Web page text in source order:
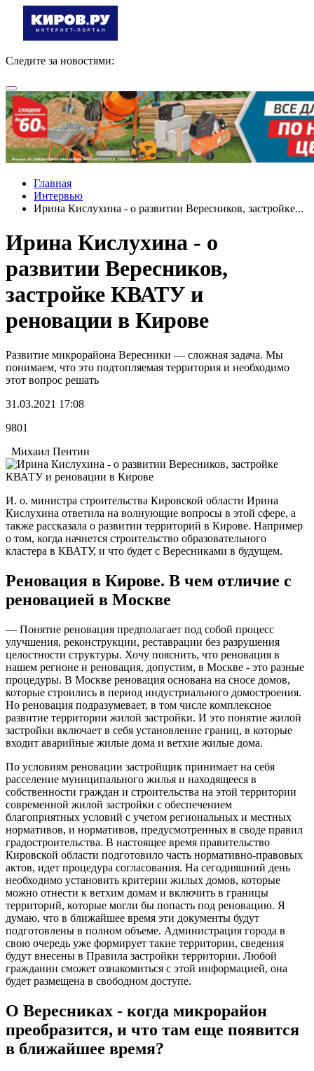
Следите за новостями:
Главная
Интервью
Ирина Кислухина - о развитии Вересников, застройке...
Ирина Кислухина - о
развитии Вересников,
застройке КВАТУ и
реновации в Кирове
Развитие микрорайона Вересники — сложная задача. Мы
понимаем, что это подтопляемая территория и необходимо
этот вопрос решать
31.03.2021 17:08
9801
Михаил Пентин
И. о. министра строительства Кировской области Ирина
Кислухина ответила на волнующие вопросы в этой сфере, а
также рассказала о развитии территорий в Кирове. Например
о том, когда начнется строительство образовательного
кластера в КВАТУ, и что будет с Вересниками в будущем.
Реновация в Кирове. В чем отличие с
реновацией в Москве
— Понятие реновация предполагает под собой процесс
улучшения, реконструкции, реставрации без разрушения
целостности структуры. Хочу пояснить, что реновация в
нашем регионе и реновация, допустим, в Москве - это разные
процедуры. В Москве реновация основана на сносе домов,
которые строились в период индустриального домостроения.
Но реновация подразумевает, в том числе комплексное
развитие территории жилой застройки. И это понятие жилой
застройки включает в себя установление границ, в которые
входит аварийные жилые дома и ветхие жилые дома.
По условиям реновации застройщик принимает на себя
расселение муниципального жилья и находящееся в
собственности граждан и строительства на этой территории
современной жилой застройки с обеспечением
благоприятных условий с учетом региональных и местных
нормативов, и нормативов, предусмотренных в своде правил
градостроительства. В настоящее время правительство
Кировской области подготовило часть нормативно-правовых
актов, идет процедура согласования. На сегодняшний день
необходимо установить критерии жилых домов, которые
можно отнести к ветхим домам и включить в границы
территорий, которые могли бы попасть под реновацию. Я
думаю, что в ближайшее время эти документы будут
подготовлены в полном объеме. Администрация города в
свою очередь уже формирует такие территории, сведения
будут внесены в Правила застройки территории. Любой
гражданин сможет ознакомиться с этой информацией, она
будет размещена в свободном доступе.
О Вересниках - когда микрорайон
преобразится, и что там еще появится
в ближайшее время?